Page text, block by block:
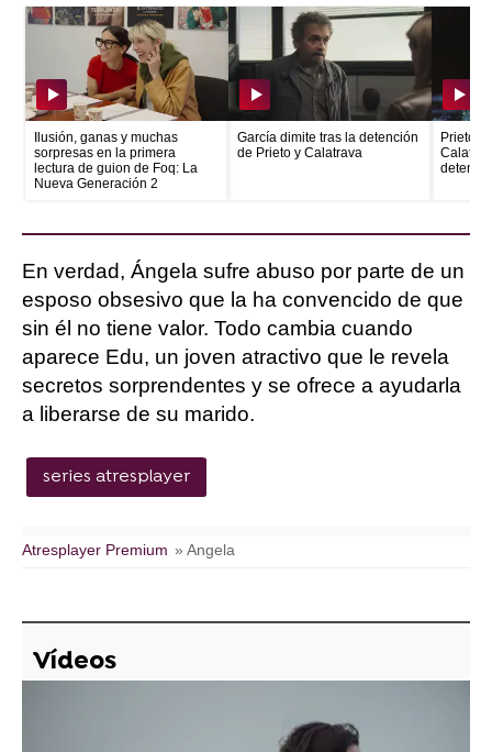
Ilusión, ganas y muchas
sorpresas en la primera
lectura de guion de Foq: La
Nueva Generación 2
García dimite tras la detención
de Prieto y Calatrava
Prieto
En verdad, Ángela sufre abuso por parte de un
esposo obsesivo que la ha convencido de que
sin él no tiene valor. Todo cambia cuando
aparece Edu, un joven atractivo que le revela
secretos sorprendentes y se ofrece a ayudarla
a liberarse de su marido.
series atresplayer
Atresplayer Premium » Angela
Vídeos